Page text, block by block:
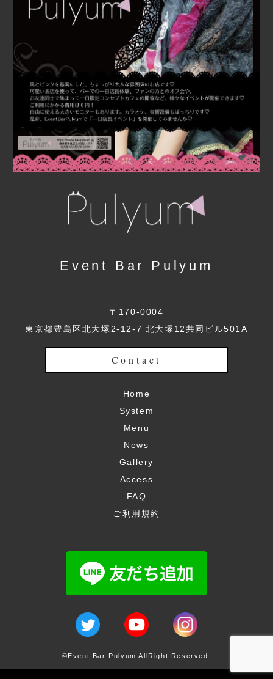
Event Bar Pulyum
〒170-0004
東京都豊島区北大塚2-12-7 北大塚12共同ビル501A
Contact
Home
System
Menu
News
Gallery
Access
FAQ
ご利用規約
©Event Bar Pulyum AllRight Reserved.